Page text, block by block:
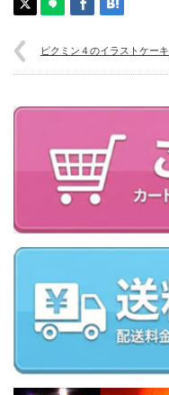
ピクミン４のイラストケーキ